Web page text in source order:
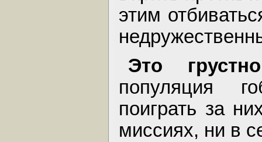
этим
Это
популяция
поиграть за
миссиях, ни в